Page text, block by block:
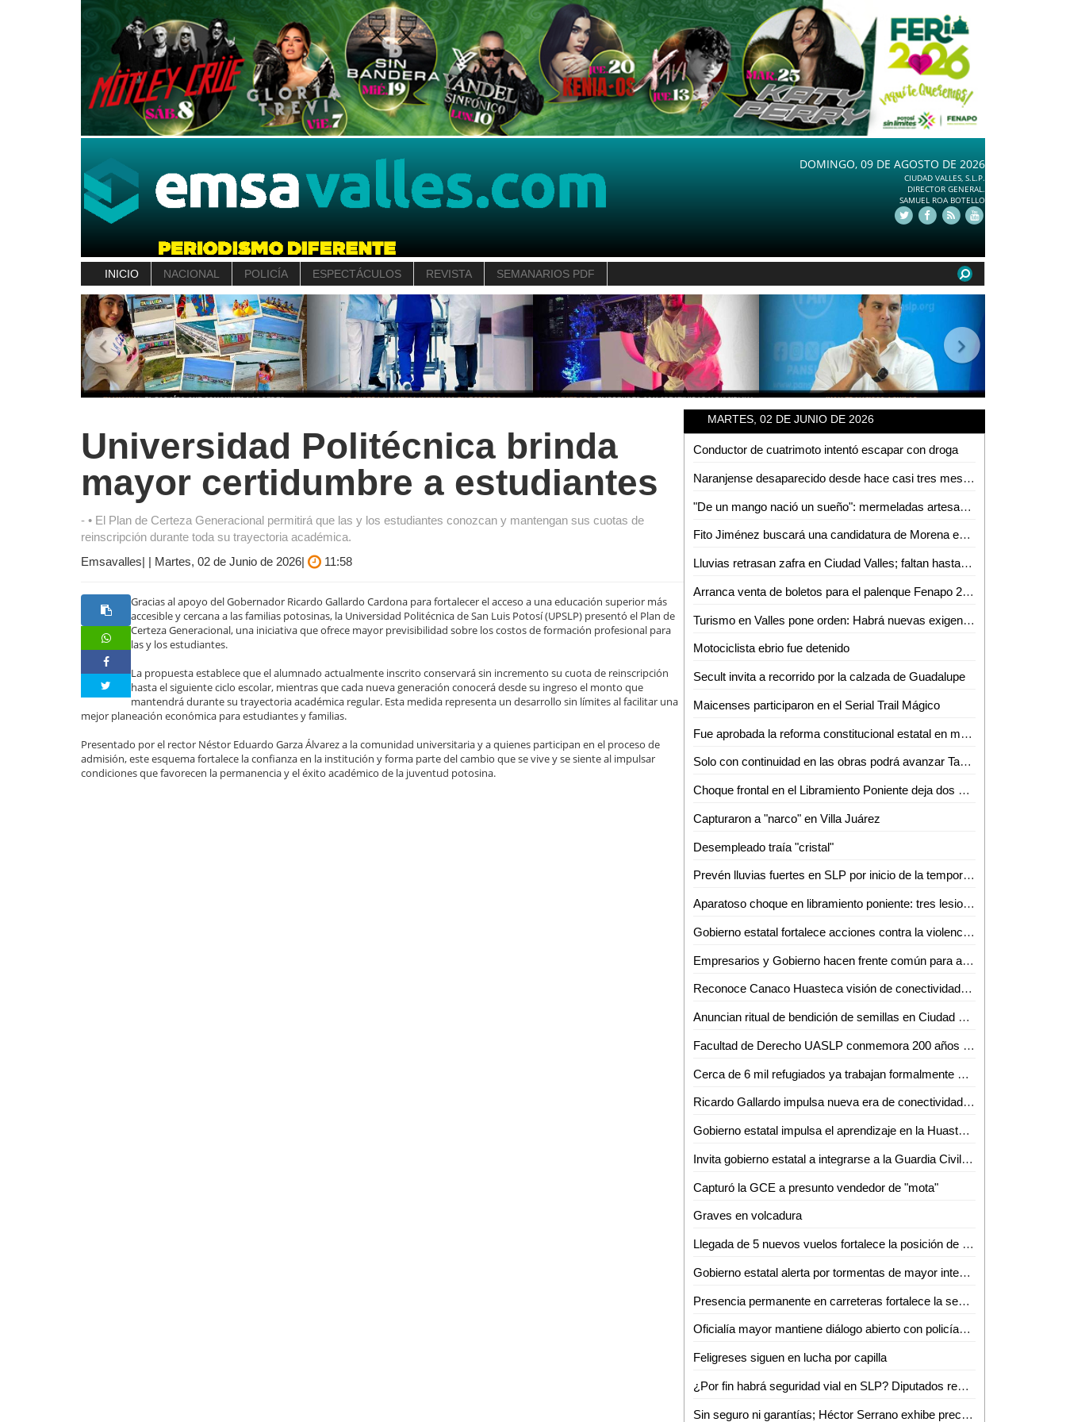
DOMINGO, 09 DE AGOSTO DE 2026
CIUDAD VALLES, S.L.P.
DIRECTOR GENERAL.
SAMUEL ROA BOTELLO
INICIO NACIONAL POLICÍA ESPECTÁCULOS REVISTA SEMANARIOS PDF
Universidad Politécnica brinda
mayor certidumbre a estudiantes
- • El Plan de Certeza Generacional permitirá que las y los estudiantes conozcan y mantengan sus cuotas de
reinscripción durante toda su trayectoria académica.
Emsavalles| | Martes, 02 de Junio de 2026|
11:58
Gracias al apoyo del Gobernador Ricardo Gallardo Cardona para fortalecer el acceso a una educación superior más
accesible y cercana a las familias potosinas, la Universidad Politécnica de San Luis Potosí (UPSLP) presentó el Plan de
Certeza Generacional, una iniciativa que ofrece mayor previsibilidad sobre los costos de formación profesional para
las y los estudiantes.
La propuesta establece que el alumnado actualmente inscrito conservará sin incremento su cuota de reinscripción
hasta el siguiente ciclo escolar, mientras que cada nueva generación conocerá desde su ingreso el monto que
mantendrá durante su trayectoria académica regular. Esta medida representa un desarrollo sin límites al facilitar una
mejor planeación económica para estudiantes y familias.
Presentado por el rector Néstor Eduardo Garza Álvarez a la comunidad universitaria y a quienes participan en el proceso de
admisión, este esquema fortalece la confianza en la institución y forma parte del cambio que se vive y se siente al impulsar
condiciones que favorecen la permanencia y el éxito académico de la juventud potosina.
MARTES, 02 DE JUNIO DE 2026
Conductor de cuatrimoto intentó escapar con droga
Naranjense desaparecido desde hace casi tres meses
"De un mango nació un sueño": mermeladas artesanales de Cerritos ya llegan hasta EUA
Fito Jiménez buscará una candidatura de Morena en 2027
Lluvias retrasan zafra en Ciudad Valles; faltan hasta 60 mil toneladas por cosechar
Arranca venta de boletos para el palenque Fenapo 2026
Turismo en Valles pone orden: Habrá nuevas exigencias para Airbnb, guías y parajes
Motociclista ebrio fue detenido
Secult invita a recorrido por la calzada de Guadalupe
Maicenses participaron en el Serial Trail Mágico
Fue aprobada la reforma constitucional estatal en materia electoral
Solo con continuidad en las obras podrá avanzar Tamuín, afirma exalcalde
Choque frontal en el Libramiento Poniente deja dos motociclistas inconscientes
Capturaron a "narco" en Villa Juárez
Desempleado traía "cristal"
Prevén lluvias fuertes en SLP por inicio de la temporada de huracanes
Aparatoso choque en libramiento poniente: tres lesionados, dos de ellos graves
Gobierno estatal fortalece acciones contra la violencia de género
Empresarios y Gobierno hacen frente común para atraer nuevas empresas a SLP
Reconoce Canaco Huasteca visión de conectividad aérea de Gallardo para SLP
Anuncian ritual de bendición de semillas en Ciudad Valles para el 24 de junio
Facultad de Derecho UASLP conmemora 200 años de la primera Cátedra Prima de Leyes
Cerca de 6 mil refugiados ya trabajan formalmente en SLP
Ricardo Gallardo impulsa nueva era de conectividad con ampliación de rutas de Volaris
Gobierno estatal impulsa el aprendizaje en la Huasteca
Invita gobierno estatal a integrarse a la Guardia Civil Estatal
Capturó la GCE a presunto vendedor de "mota"
Graves en volcadura
Llegada de 5 nuevos vuelos fortalece la posición de SLP como destino turístico y de negocios
Gobierno estatal alerta por tormentas de mayor intensidad durante la noche
Presencia permanente en carreteras fortalece la seguridad de las familias potosinas
Oficialía mayor mantiene diálogo abierto con policías jubilados y pensionados
Feligreses siguen en lucha por capilla
¿Por fin habrá seguridad vial en SLP? Diputados revisan a marchas forzadas "Ley Santi"
Sin seguro ni garantías; Héctor Serrano exhibe precaria realidad de prensa potosina